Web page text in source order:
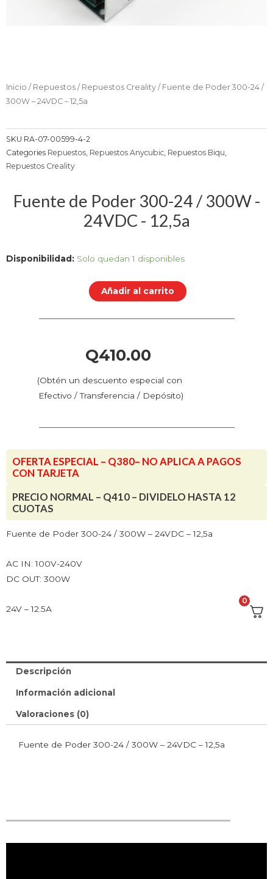
Inicio / Repuestos / Repuestos Creality / Fuente de Poder 300-24 /
300W – 24VDC – 12,5a
SKU RA-07-00599-4-2
Categories Repuestos, Repuestos Anycubic, Repuestos Biqu,
Repuestos Creality
Fuente de Poder 300-24 / 300W -
24VDC - 12,5a
Disponibilidad: Solo quedan 1 disponibles
Fuente
Poder
300-
24
300W
24VDC
-
cantidad
Añadir al carrito
Q410.00
(Obtén un descuento especial con
Efectivo / Transferencia / Depósito)
OFERTA ESPECIAL – Q380– NO APLICA A PAGOS
CON TARJETA
PRECIO NORMAL – Q410 – DIVIDELO HASTA 12
CUOTAS
Fuente de Poder 300-24 / 300W – 24VDC – 12,5a
AC IN: 100V-240V
DC OUT: 300W
24V – 12.5A
Descripción
Información adicional
Valoraciones (0)
Fuente de Poder 300-24 / 300W – 24VDC – 12,5a
0